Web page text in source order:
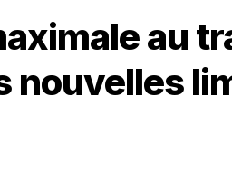
au
nouvelles